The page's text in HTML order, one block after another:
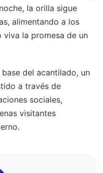
la orilla sigue
alimentando a los
viva la promesa de un
del acantilado, un
a través de
sociales,
visitantes